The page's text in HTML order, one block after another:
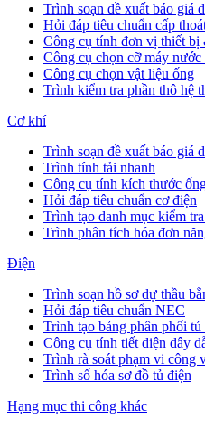
Trình soạn đề xuất báo giá
Hỏi đáp tiêu chuẩn cấp
Công cụ tính đơn vị thiết bị
Công cụ chọn cỡ máy nước
Công cụ chọn vật liệu ống
Trình kiểm tra phần thô hệ
Cơ khí
Trình soạn đề xuất báo giá
Trình tính tải nhanh
Công cụ tính kích thước
Hỏi đáp tiêu chuẩn cơ điện
Trình tạo danh mục kiểm
Trình phân tích hóa đơn
Điện
Trình soạn hồ sơ dự thầu
Hỏi đáp tiêu chuẩn NEC
Trình tạo bảng phân phối tủ
Công cụ tính tiết diện dây
Trình rà soát phạm vi công
Trình số hóa sơ đồ tủ điện
Hạng mục thi công khác